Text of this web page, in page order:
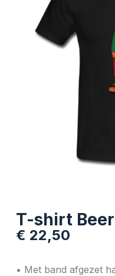
T-shirt
€ 22,50
• Met band afgezet